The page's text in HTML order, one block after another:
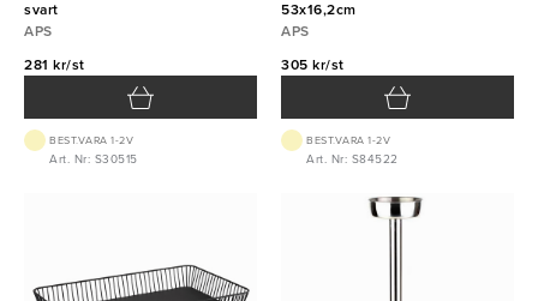
svart
APS
281 kr/st
BEST.VARA 1-2V
Art. Nr: S30515
53x16,2cm
APS
305 kr/st
BEST.VARA 1-2V
Art. Nr: S84522